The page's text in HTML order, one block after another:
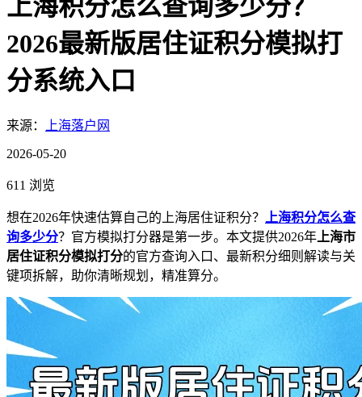
上海积分怎么查询多少分？
2026最新版居住证积分模拟打
分系统入口
来源： 上海落户网
2026-05-20
611 浏览
想在2026年快速估算自己的上海居住证积分？
上海积分怎么查
询多少分？官方模拟打分器是第一步。本文提供2026年 上海市
居住证积分模拟打分的官方查询入口、最新积分细则解读与关
键项拆解，助你清晰规划，精准算分。